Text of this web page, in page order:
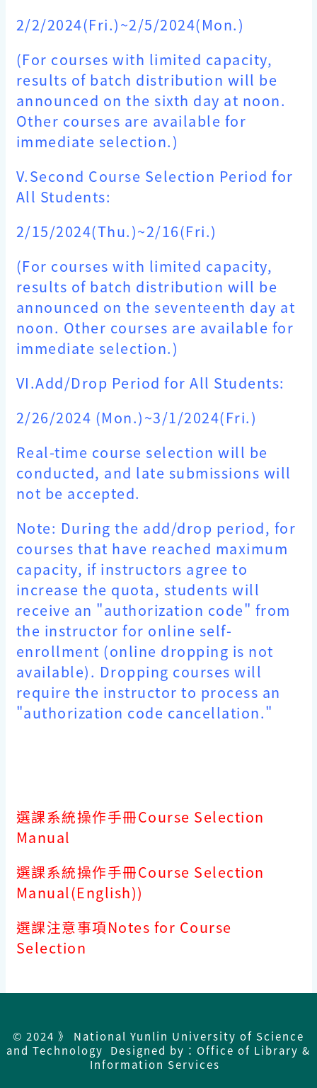
2/2/2024(Fri.)~2/5/2024(Mon.)
(For courses with limited capacity,
results of batch distribution will be
announced on the sixth day at noon.
Other courses are available for
immediate selection.)
V.Second Course Selection Period for
All Students:
2/15/2024(Thu.)~2/16(Fri.)
(For courses with limited capacity,
results of batch distribution will be
announced on the seventeenth day at
noon. Other courses are available for
immediate selection.)
VI.Add/Drop Period for All Students:
2/26/2024 (Mon.)~3/1/2024(Fri.)
Real-time course selection will be
conducted, and late submissions will
not be accepted.
Note: During the add/drop period, for
courses that have reached maximum
capacity, if instructors agree to
increase the quota, students will
receive an "authorization code" from
the instructor for online self-
enrollment (online dropping is not
available). Dropping courses will
require the instructor to process an
"authorization code cancellation."
選課系統操作手冊Course Selection
Manual
選課系統操作手冊Course Selection
Manual(English))
選課注意事項Notes for Course
Selection
© 2024 》 National Yunlin University of Science
and Technology Designed by：Office of Library &
Information Services